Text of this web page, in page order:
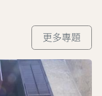
更多專題